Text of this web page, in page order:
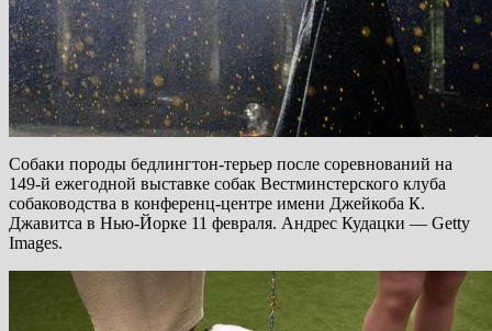
Собаки породы бедлингтон-терьер после соревнований на
149-й ежегодной выставке собак Вестминстерского клуба
собаководства в конференц-центре имени Джейкоба К.
Джавитса в Нью-Йорке 11 февраля. Андрес Кудацки — Getty
Images.